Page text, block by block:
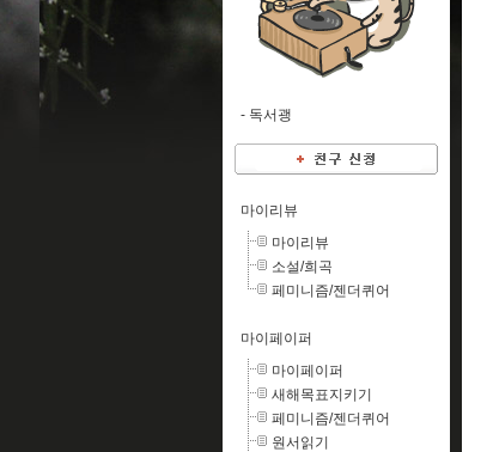
- 독서괭
마이리뷰
마이리뷰
소설/희곡
페미니즘/젠더퀴어
마이페이퍼
마이페이퍼
새해목표지키기
페미니즘/젠더퀴어
원서읽기